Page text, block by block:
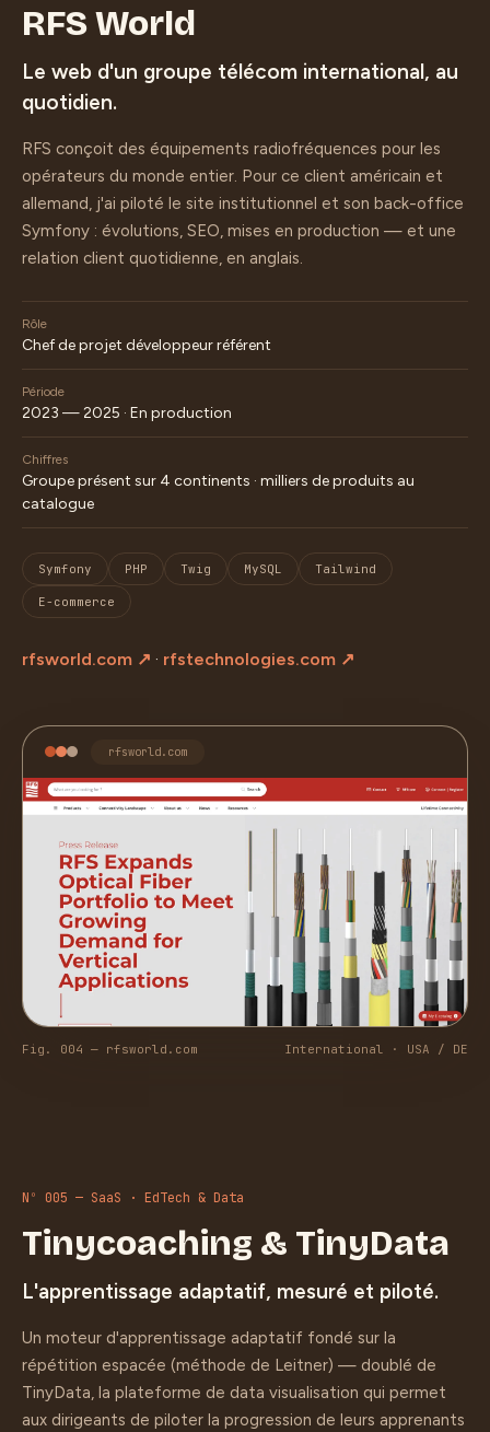
RFS World
Le web d'un groupe télécom international, au
quotidien.
RFS conçoit des équipements radiofréquences pour les
opérateurs du monde entier. Pour ce client américain et
allemand, j'ai piloté le site institutionnel et son back-office
Symfony : évolutions, SEO, mises en production — et une
relation client quotidienne, en anglais.
Rôle
Chef de projet développeur référent
Période
2023 — 2025 · En production
Chiffres
Groupe présent sur 4 continents · milliers de produits au
catalogue
Symfony PHP Twig MySQL Tailwind
E-commerce
rfsworld.com ↗ · rfstechnologies.com ↗
rfsworld.com
Fig. 004 — rfsworld.com International · USA / DE
Nº 005 — SaaS · EdTech & Data
Tinycoaching & TinyData
L'apprentissage adaptatif, mesuré et piloté.
Un moteur d'apprentissage adaptatif fondé sur la
répétition espacée (méthode de Leitner) — doublé de
TinyData, la plateforme de data visualisation qui permet
aux dirigeants de piloter la progression de leurs apprenants